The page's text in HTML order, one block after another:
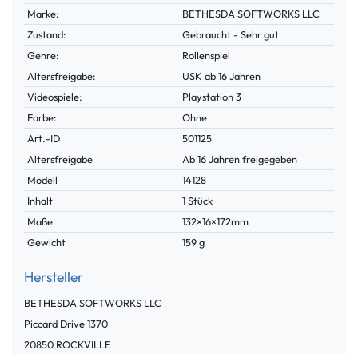
Marke:
BETHESDA SOFTWORKS LLC
Zustand:
Gebraucht - Sehr gut
Genre:
Rollenspiel
Altersfreigabe:
USK ab 16 Jahren
Videospiele:
Playstation 3
Farbe:
Ohne
Technisches
Merkmal
Wert
Art.-ID
501125
Altersfreigabe
Ab 16 Jahren freigegeben
Modell
14128
Inhalt
1 Stück
Maße
132×16×172mm
Gewicht
159 g
Hersteller
BETHESDA SOFTWORKS LLC
Piccard Drive1370
20850 ROCKVILLE